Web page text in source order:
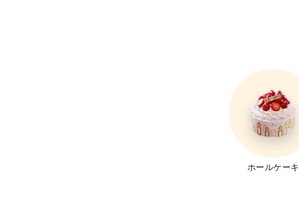
ホールケーキ